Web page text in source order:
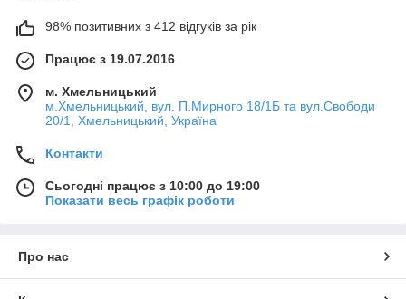
98% позитивних з 412 відгуків за рік
Працює з 19.07.2016
м. Хмельницький
м.Хмельницький, вул. П.Мирного 18/1Б та вул.Свободи
20/1, Хмельницький, Україна
Контакти
Сьогодні працює з 10:00 до 19:00
Показати весь графік роботи
Про нас